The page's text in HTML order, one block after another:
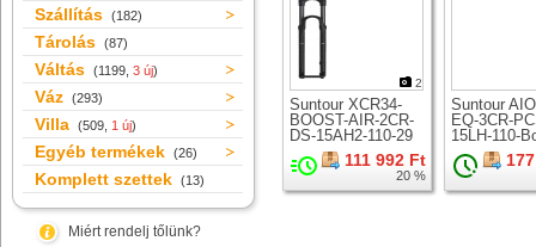
Szállítás (182)
Tárolás (87)
Váltás (1199, 3 új)
Váz (293)
Villa (509, 1 új)
Egyéb termékek (26)
Komplett szettek (13)
Miért rendelj tőlünk?
2
Suntour XCR34-
BOOST-AIR-2CR-
DS-15AH2-110-29
teleszkóp 29er
kerékhez111 992 Ft
20 %
Suntour
EQ-3CR-
15LH-110-
teleszkóp
kerékhez